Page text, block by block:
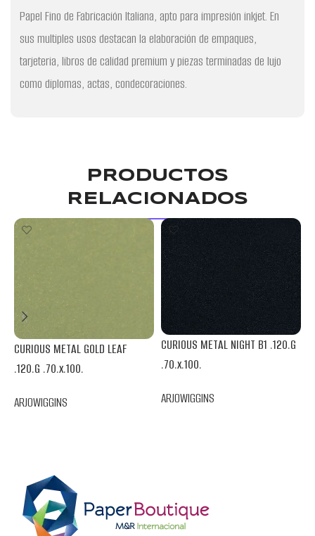
Papel Fino de Fabricación Italiana, apto para impresión inkjet. En
sus multiples usos destacan la elaboración de empaques,
tarjeteria, libros de calidad premium y piezas terminadas de lujo
como diplomas, actas, condecoraciones.
PRODUCTOS
RELACIONADOS
CURIOUS METAL GOLD LEAF
.120.G .70.x.100.
ARJOWIGGINS
CURIOUS METAL NIGHT B1 .120.G
.70.x.100.
ARJOWIGGINS